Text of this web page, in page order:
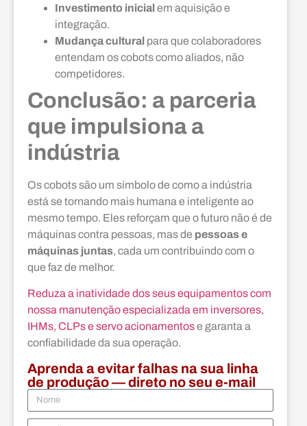
Investimento inicial em aquisição e
integração.
Mudança cultural para que colaboradores
entendam os cobots como aliados, não
competidores.
Conclusão: a parceria
que impulsiona a
indústria
Os cobots são um símbolo de como a indústria
está se tornando mais humana e inteligente ao
mesmo tempo. Eles reforçam que o futuro não é de
máquinas contra pessoas, mas de pessoas e
máquinas juntas, cada um contribuindo com o
que faz de melhor.
Reduza a inatividade dos seus equipamentos com
nossa manutenção especializada em inversores,
IHMs, CLPs e servo acionamentose garanta a
confiabilidade da sua operação.
Aprenda a evitar falhas na sua linha
de produção — direto no seu e-mail